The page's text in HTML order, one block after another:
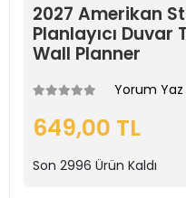
2027 Amerikan
Planlayıcı
Wall Planner
Yorum Yaz
649,00 TL
Son 2996 Ürün Kaldı